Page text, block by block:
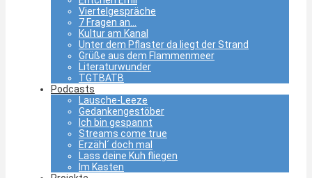
Viertelgespräche
7 Fragen an…
Kultur am Kanal
Unter dem Pflaster da liegt der Strand
Grüße aus dem Flammenmeer
Literaturwunder
TGTBATB
Podcasts
Lausche-Leeze
Gedankengestöber
Ich bin gespannt
Streams come true
Erzähl´ doch mal
Lass deine Kuh fliegen
Im Kasten